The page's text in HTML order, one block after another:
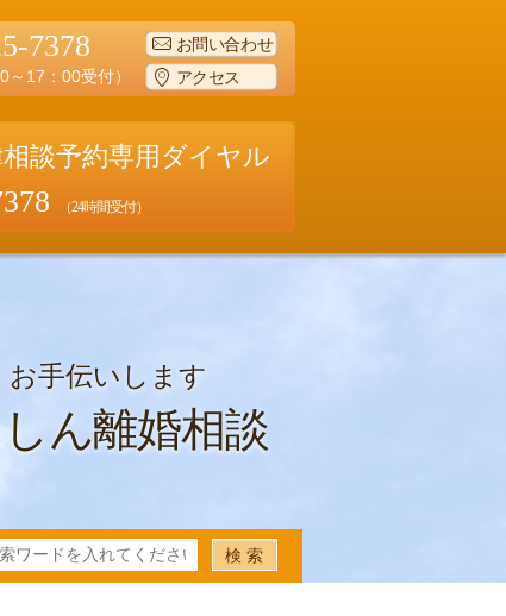
7378
～17：00受付）
お問い合わせ
アクセス
談予約専用ダイヤル
（24時間受付）
手伝いします
ん離婚相談